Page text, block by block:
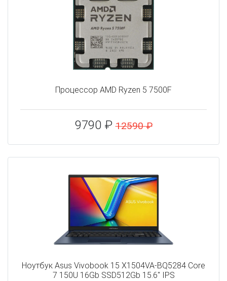
Процессор AMD Ryzen 5 7500F
9790 ₽12590 ₽
Ноутбук Asus Vivobook 15 X1504VA-BQ5284 Core
7 150U 16Gb SSD512Gb 15.6" IPS